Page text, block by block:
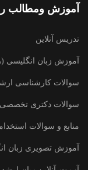
آموزش ومطالب
تدریس آنلاین
آموزش زبان انگلیسی
سوالات کارشناسی
سوالات دکتری
منابع و سوالات
آموزش تصویری زبان